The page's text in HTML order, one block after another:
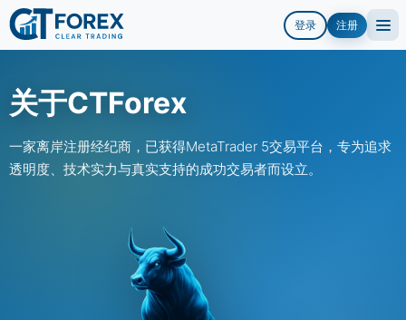
登录 注册
关于CTForex
一家离岸注册经纪商，已获得MetaTrader 5交易平台，专为追求
透明度、技术实力与真实支持的成功交易者而设立。